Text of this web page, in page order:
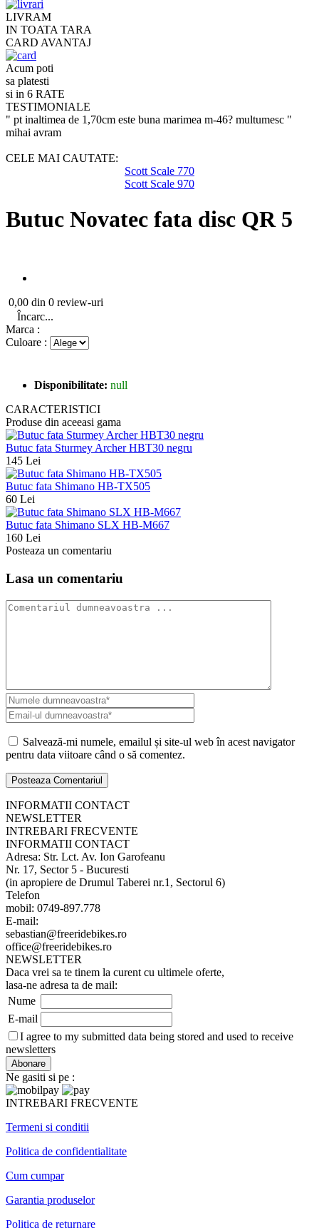
LIVRAM
IN TOATA TARA
CARD AVANTAJ
Acum poti
sa platesti
si in 6 RATE
TESTIMONIALE
" pt inaltimea de 1,70cm este buna marimea m-46? multumesc "
mihai avram
CELE MAI CAUTATE:
Scott Scale 770
Scott Scale 970
Butuc Novatec fata disc QR 5
0,00 din 0 review-uri
Încarc...
Marca :
Culoare :
Disponibilitate: null
CARACTERISTICI
Produse din aceeasi gama
Butuc fata Sturmey Archer HBT30 negru
145 Lei
Butuc fata Shimano HB-TX505
60 Lei
Butuc fata Shimano SLX HB-M667
160 Lei
Posteaza un comentariu
Lasa un comentariu
Salvează-mi numele, emailul și site-ul web în acest navigator
pentru data viitoare când o să comentez.
INFORMATII CONTACT
NEWSLETTER
INTREBARI FRECVENTE
INFORMATII CONTACT
Adresa: Str. Lct. Av. Ion Garofeanu
Nr. 17, Sector 5 - Bucuresti
(in apropiere de Drumul Taberei nr.1, Sectorul 6)
Telefon
mobil: 0749-897.778
E-mail:
sebastian@freeridebikes.ro
office@freeridebikes.ro
NEWSLETTER
Daca vrei sa te tinem la curent cu ultimele oferte,
lasa-ne adresa ta de mail:
Nume
E-mail
I agree to my submitted data being stored and used to receive
newsletters
Ne gasiti si pe :
INTREBARI FRECVENTE
Termeni si conditii
Politica de confidentialitate
Cum cumpar
Garantia produselor
Politica de returnare